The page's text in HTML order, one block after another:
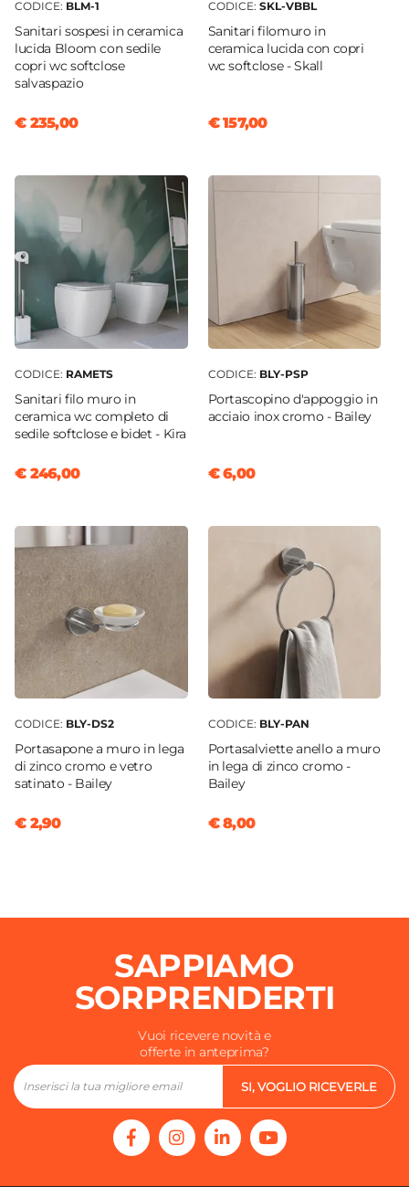
CODICE: BLM-1
Sanitari sospesi in ceramica
lucida Bloom con sedile
copri wc softclose
salvaspazio
€ 235,00
CODICE: SKL-VBBL
Sanitari filomuro in
ceramica lucida con copri
wc softclose - Skall
€ 157,00
CODICE: RAMETS
Sanitari filo muro in
ceramica wc completo di
sedile softclose e bidet - Kira
€ 246,00
CODICE: BLY-PSP
Portascopino d'appoggio in
acciaio inox cromo - Bailey
€ 6,00
CODICE: BLY-DS2
Portasapone a muro in lega
di zinco cromo e vetro
satinato - Bailey
€ 2,90
CODICE: BLY-PAN
Portasalviette anello a muro
in lega di zinco cromo -
Bailey
€ 8,00
SAPPIAMO
SORPRENDERTI
Vuoi ricevere novità e
offerte in anteprima?
SI, VOGLIO RICEVERLE